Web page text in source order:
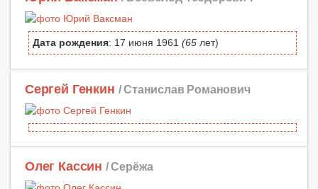
Дата рождения: 17 июня 1961 (65 лет)
Сергей Генкин / Станислав Романович
Олег Кассин / Серёжа